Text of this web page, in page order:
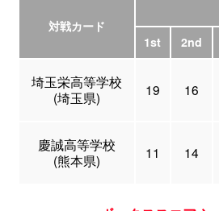
対戦カード
1st
2nd
埼玉栄高等学校
(埼玉県)
19 16
慶誠高等学校
(熊本県)
11 14